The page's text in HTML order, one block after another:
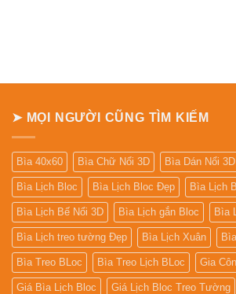
➤ MỌI NGƯỜI CŨNG TÌM KIẾM
Bìa 40x60 Bìa Chữ Nổi 3D Bìa Dán Nổi 3D
Bìa Lịch Bloc Bìa Lịch Bloc Đẹp Bìa Lịch
Bìa Lịch Bế Nổi 3D Bìa Lịch gắn Bloc Bìa
Bìa Lịch treo tường Đẹp Bìa Lịch Xuân
Bìa Treo BLoc Bìa Treo Lịch BLoc Gia
Giá Bìa Lịch Bloc Giá Lịch Bloc Treo Tường